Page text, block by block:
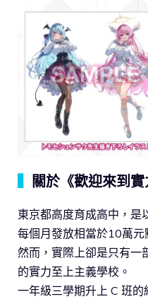
關於《歡迎來到
東京都高度育成高中，是
每個月發放相當於10萬元
然而，實際上卻是只有一
的實力至上主義學校。
一年級三學期升上 C 班的